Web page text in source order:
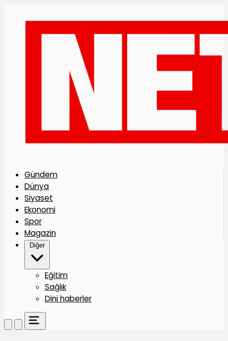
Gündem
Dünya
Siyaset
Ekonomi
Spor
Magazin
Diğer
Eğitim
Sağlık
Dini haberler